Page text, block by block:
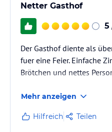
Netter Gasthof
5
Der Gasthof diente als
fuer eine Feier. Einfache
Brötchen und nettes
Mehr anzeigen
Hilfreich Teilen